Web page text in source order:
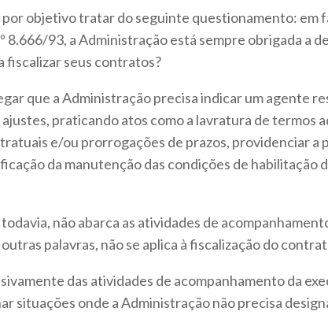
objetivo tratar do seguinte questionamento: em
8.666/93, a Administração está sempre obrigada a
fiscalizar seus contratos?
que a Administração precisa indicar um agente
praticando atos como a lavratura de termos
e/ou prorrogações de prazos, providenciar a
da manutenção das condições de habilitação
não abarca as atividades de
palavras, não se aplica à fiscalização do
das atividades de acompanhamento da
situações onde a Administração não precisa